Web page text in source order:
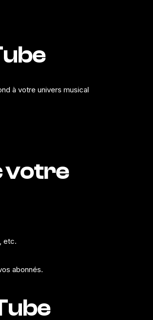
à votre univers musical
votre
etc.
abonnés.